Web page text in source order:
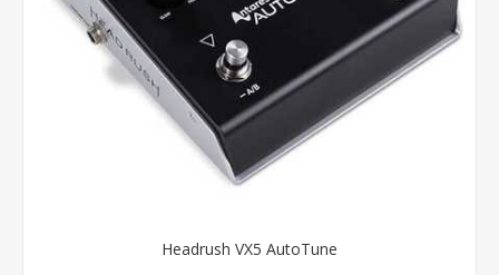
Headrush VX5 AutoTune